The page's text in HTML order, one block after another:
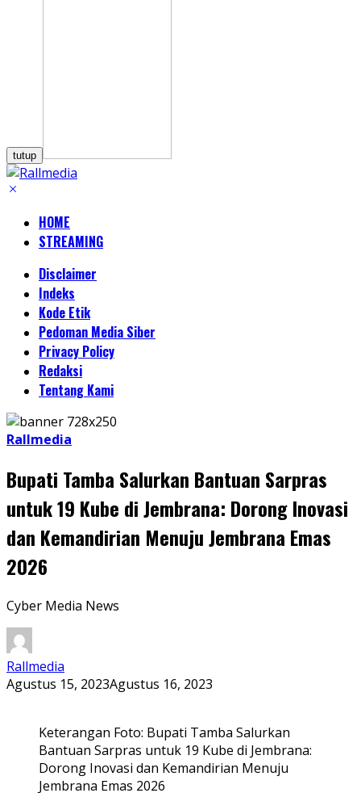
tutup
HOME
STREAMING
Disclaimer
Indeks
Kode Etik
Pedoman Media Siber
Privacy Policy
Redaksi
Tentang Kami
Rallmedia
Bupati Tamba Salurkan Bantuan Sarpras
untuk 19 Kube di Jembrana: Dorong Inovasi
dan Kemandirian Menuju Jembrana Emas
2026
Cyber Media News
Rallmedia
Agustus 15, 2023Agustus 16, 2023
Keterangan Foto: Bupati Tamba Salurkan
Bantuan Sarpras untuk 19 Kube di Jembrana:
Dorong Inovasi dan Kemandirian Menuju
Jembrana Emas 2026